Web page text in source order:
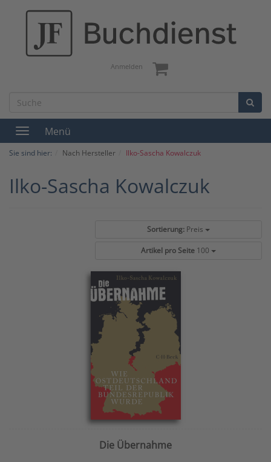
Anmelden
Toggle
navigation
Menü
Sie sind hier: Nach Hersteller Ilko-Sascha Kowalczuk
Ilko-Sascha Kowalczuk
Sortierung: Preis
Artikel pro Seite 100
Die Übernahme